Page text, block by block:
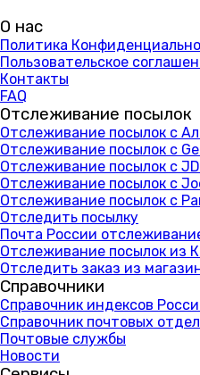
О нас
Политика
Пользовательское
Контакты
FAQ
Отслеживание посылок
Отслеживание посылок с
Отслеживание посылок с
Отслеживание посылок с JD
Отслеживание посылок с
Отслеживание посылок с
Отследить посылку
Почта России
Отслеживание посылок из
Отследить заказ из
Справочники
Справочник индексов
Справочник почтовых
Почтовые службы
Новости